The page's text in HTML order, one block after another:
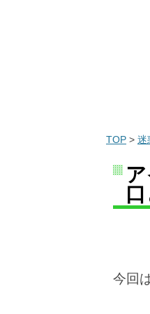
TOP > 迷
今回